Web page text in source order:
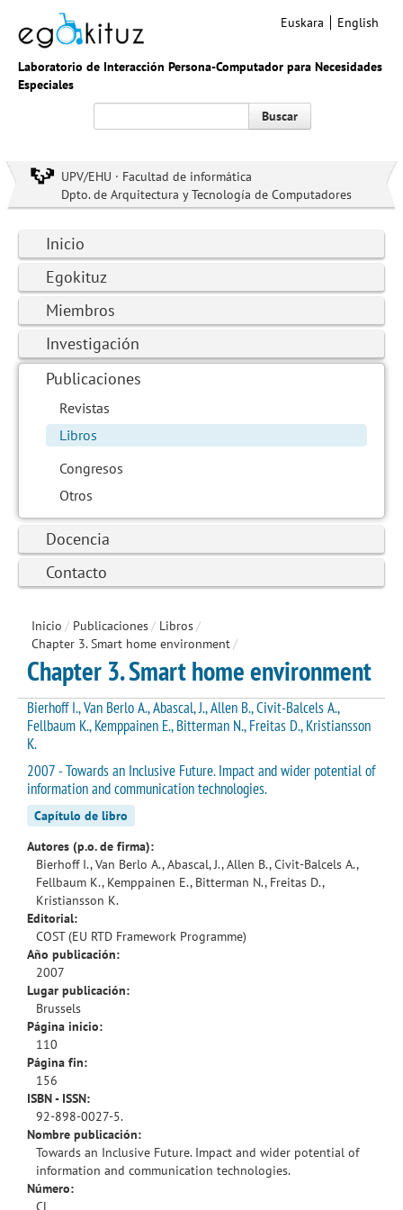
Laboratorio de Interacción Persona-Computador para Necesidades
Especiales
Euskara English
Buscar
UPV/EHU · Facultad de informática
Dpto. de Arquitectura y Tecnología de Computadores
Inicio
Egokituz
Miembros
Investigación
Publicaciones
Revistas
Libros
Congresos
Otros
Docencia
Contacto
Inicio / Publicaciones/ Libros/
Chapter 3. Smart home environment/
Chapter 3. Smart home environment
Bierhoff I., Van Berlo A., Abascal, J., Allen B., Civit-Balcels A.,
Fellbaum K., Kemppainen E., Bitterman N., Freitas D., Kristiansson
K.
2007 - Towards an Inclusive Future. Impact and wider potential of
information and communication technologies.
Capítulo de libro
Autores (p.o. de firma):
Bierhoff I., Van Berlo A., Abascal, J., Allen B., Civit-Balcels A.,
Fellbaum K., Kemppainen E., Bitterman N., Freitas D.,
Kristiansson K.
Editorial:
COST (EU RTD Framework Programme)
Año publicación:
2007
Lugar publicación:
Brussels
Página inicio:
110
Página fin:
156
ISBN - ISSN:
92-898-0027-5.
Nombre publicación:
Towards an Inclusive Future. Impact and wider potential of
information and communication technologies.
Número:
CL